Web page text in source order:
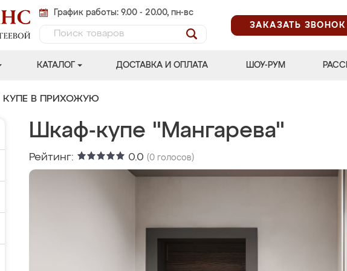
График работы: 9.00 - 20.00, пн-вс
ЗАКАЗАТЬ ЗВОНОК
КАТАЛОГ ДОСТАВКА И ОПЛАТА ШОУ-РУМ
В ПРИХОЖУЮ
Шкаф-купе "Мангарева"
Рейтинг: 0.0 (0 голосов)